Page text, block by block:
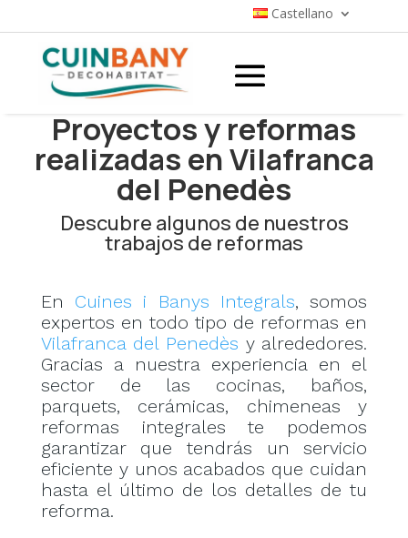
Castellano
Proyectos y reformas
realizadas en Vilafranca
del Penedès
Descubre algunos de nuestros
trabajos de reformas
En Cuines i Banys Integrals, somos
expertos en todo tipo de reformas en
Vilafranca del Penedès y alrededores.
Gracias a nuestra experiencia en el
sector de las cocinas, baños,
parquets, cerámicas, chimeneas y
reformas integrales te podemos
garantizar que tendrás un servicio
eficiente y unos acabados que cuidan
hasta el último de los detalles de tu
reforma.